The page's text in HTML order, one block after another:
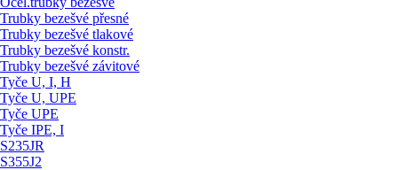
Trubky bezešvé přesné
Trubky bezešvé tlakové
Trubky bezešvé konstr.
Trubky bezešvé závitové
Tyče U, I, H
Tyče U, UPE
Tyče UPE
Tyče IPE, I
S235JR
S355J2